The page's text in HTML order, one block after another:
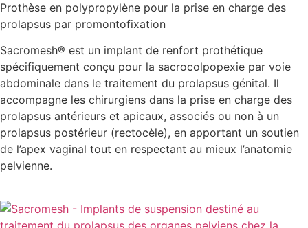
Prothèse en polypropylène pour la prise en charge des
prolapsus par promontofixation
Sacromesh® est un implant de renfort prothétique
spécifiquement conçu pour la sacrocolpopexie par voie
abdominale dans le traitement du prolapsus génital. Il
accompagne les chirurgiens dans la prise en charge des
prolapsus antérieurs et apicaux, associés ou non à un
prolapsus postérieur (rectocèle), en apportant un soutien
de l’apex vaginal tout en respectant au mieux l’anatomie
pelvienne.